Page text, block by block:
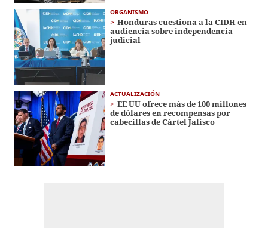
ORGANISMO
Honduras cuestiona a la CIDH en
audiencia sobre independencia
judicial
ACTUALIZACIÓN
EE UU ofrece más de 100 millones
de dólares en recompensas por
cabecillas de Cártel Jalisco